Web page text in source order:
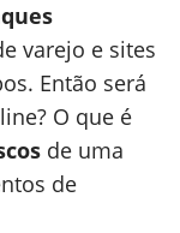
varejo e sites
Então será
O que é
de uma
de